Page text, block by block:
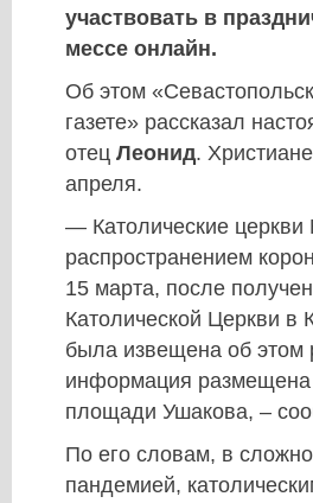
участвовать в
мессе онлайн.
Об этом
газете» рассказал
отец Леонид.
апреля.
— Католические
распространением
15 марта, после
Католической Церкви в
была извещена об этом
информация размещена
площади Ушакова, –
По его словам, в
пандемией,